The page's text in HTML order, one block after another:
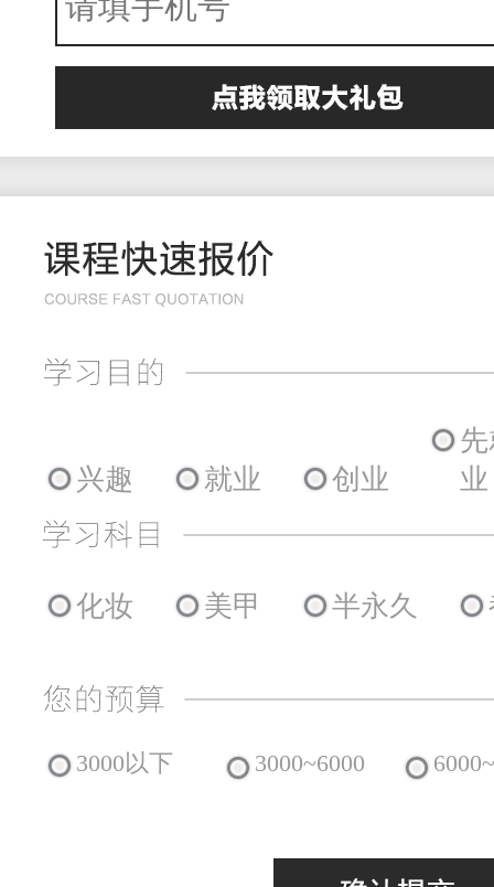
兴趣 就业 创业
业
化妆 美甲 半永久
3000以下 3000~6000